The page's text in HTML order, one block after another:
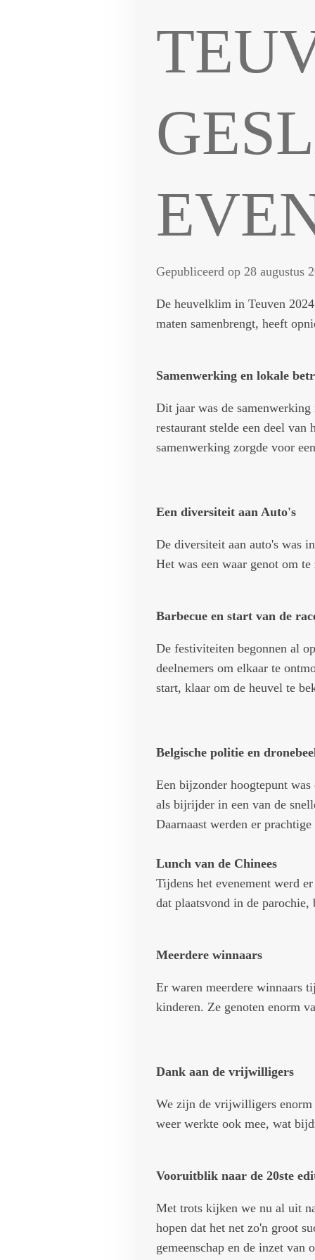
Gepubliceerd op 28 augustus
De heuvelklim in Teuven
maten samenbrengt, heeft
Samenwerking en lokale
Dit jaar was de samenwerking
restaurant stelde een deel van
samenwerking zorgde voor
Een diversiteit aan Auto's
De diversiteit aan auto's was
Het was een waar genot om
Barbecue en start van de
De festiviteiten begonnen al
deelnemers om elkaar te
start, klaar om de heuvel te
Belgische politie en
Een bijzonder hoogtepunt
als bijrijder in een van de
Daarnaast werden er
Lunch van de Chinees
Tijdens het evenement werd
dat plaatsvond in de parochie,
Meerdere winnaars
Er waren meerdere winnaars
kinderen. Ze genoten enorm
Dank aan de vrijwilligers
We zijn de vrijwilligers enorm
weer werkte ook mee, wat
Vooruitblik naar de 20ste
Met trots kijken we nu al uit
hopen dat het net zo'n groot
gemeenschap en de inzet